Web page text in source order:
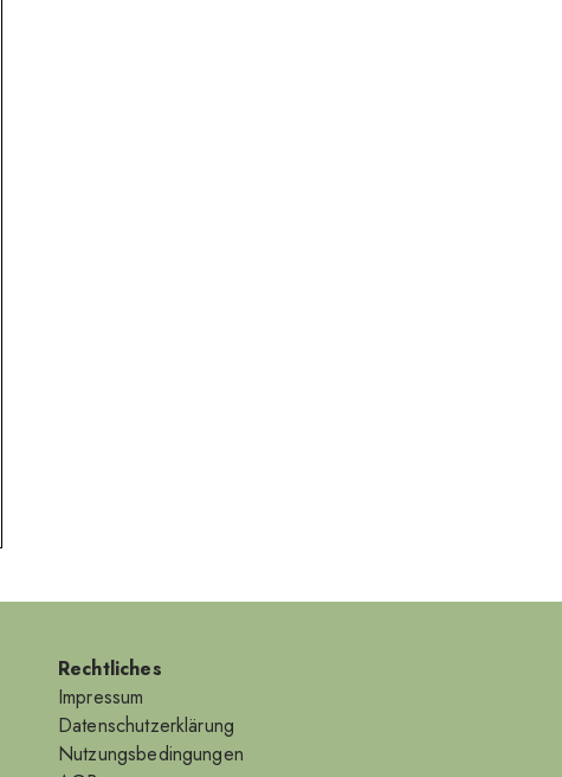
Rechtliches
Impressum
Datenschutzerklärung
Nutzungsbedingungen